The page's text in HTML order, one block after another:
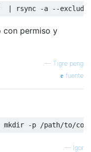
con permiso y
— Tigre peng
fuente
— Igor